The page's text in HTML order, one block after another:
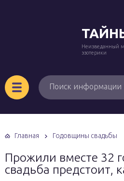
Неизведанный
эзотерики
Главная Годовщины свадьбы
Прожили вместе 32
свадьба предстоит,